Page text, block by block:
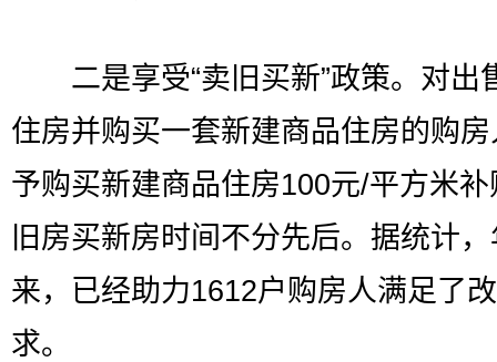
二是享受“卖旧买新”政策。对出
住房并购买一套新建商品住房的购
予购买新建商品住房100元/平方米
旧房买新房时间不分先后。据统计
来，已经助力1612户购房人满足了
求。